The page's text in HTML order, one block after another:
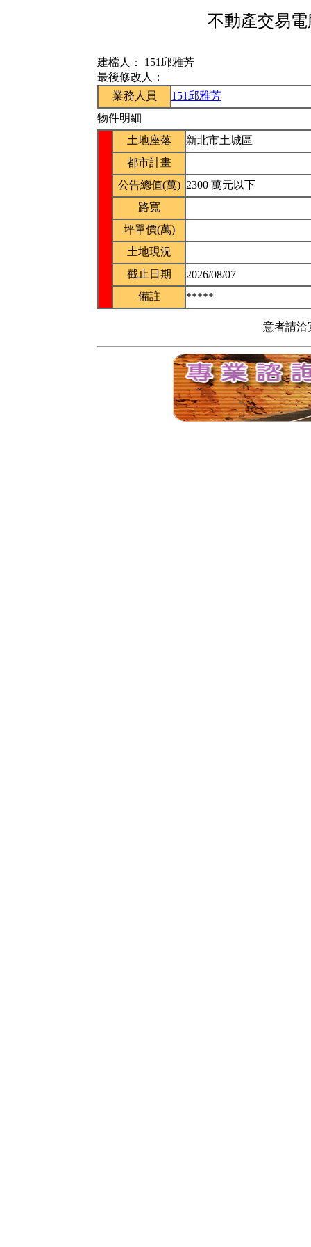
不動產交易
建檔人： 151邱雅芳
最後修改人：
業務人員
151邱雅芳
物件明細
土地座落
新北市土城區
都市計畫
公告總值(萬) 2300 萬元以下
路寬
坪單價(萬)
土地現況
截止日期
2026/08/07
備註
*****
意者請洽